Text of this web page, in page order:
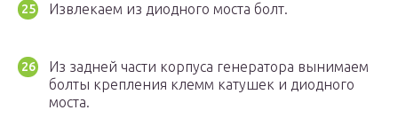
Извлекаем из диодного моста болт.
Из задней части корпуса генератора вынимаем
болты крепления клемм катушек и диодного
моста.